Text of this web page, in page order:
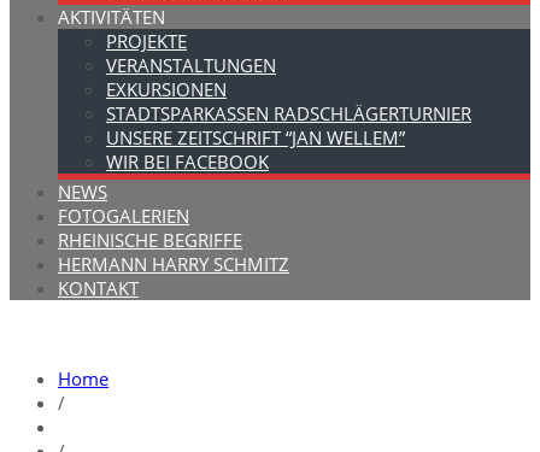
AKTIVITÄTEN
PROJEKTE
VERANSTALTUNGEN
EXKURSIONEN
STADTSPARKASSEN RADSCHLÄGERTURNIER
UNSERE ZEITSCHRIFT “JAN WELLEM”
WIR BEI FACEBOOK
NEWS
FOTOGALERIEN
RHEINISCHE BEGRIFFE
HERMANN HARRY SCHMITZ
KONTAKT
Home
/